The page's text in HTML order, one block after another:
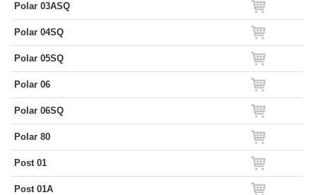
Polar 03ASQ
Polar 04SQ
Polar 05SQ
Polar 06
Polar 06SQ
Polar 80
Post 01
Post 01A